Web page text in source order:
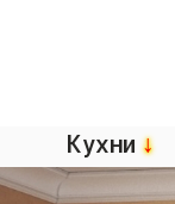
Кухни↓